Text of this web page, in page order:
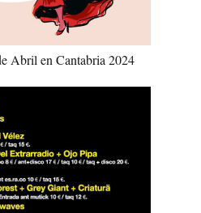
Abril en Cantabria 2024